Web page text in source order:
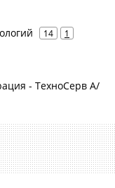
14 1
- ТехноСерв А/